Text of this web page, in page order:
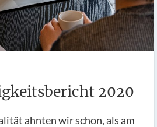
2020
ahnten wir schon, als am